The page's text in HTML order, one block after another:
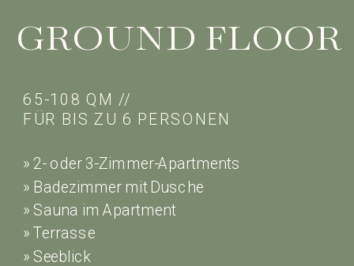
GROUND FLOOR
65-108 QM //
FÜR BIS ZU 6 PERSONEN
» 2- oder 3-Zimmer-Apartments
» Badezimmer mit Dusche
» Sauna im Apartment
» Terrasse
» Seeblick